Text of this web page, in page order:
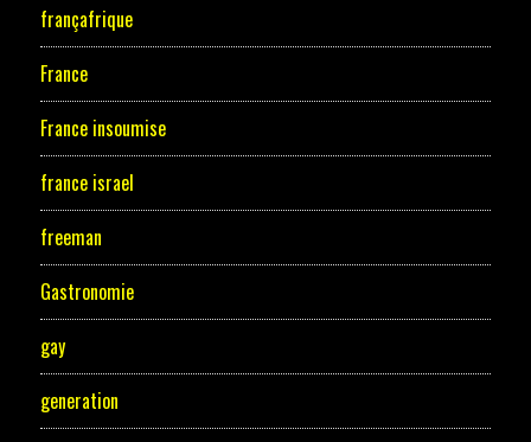
françafrique
France
France insoumise
france israel
freeman
Gastronomie
gay
generation